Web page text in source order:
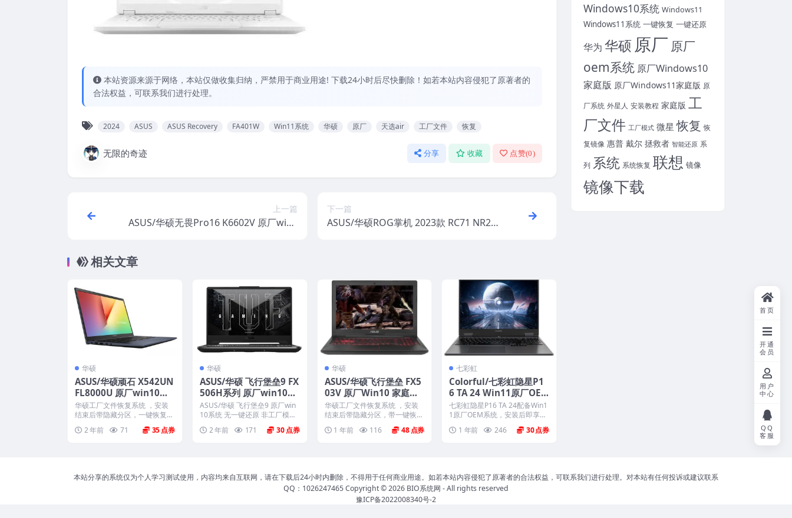
本站资源来源于网络，本站仅做收集归纳，严禁用于商业用途! 下载24小时后尽快删除！如若本站内容侵犯了原著者的
合法权益，可联系我们进行处理。
2024 ASUS ASUS Recovery FA401W Win11系统 华硕 原厂 天选air 工厂文件 恢复
无限的奇迹 分享 收藏 点赞(0)
上一篇
ASUS/华硕无畏Pro16 K6602V 原厂win1
下一篇
ASUS/华硕ROG掌机 2023款 RC71 NR23
相关文章
华硕
ASUS/华硕顽石 X542UN
FL8000U 原厂win10系
统 工厂文件 带ASUS Rec
overy恢复
华硕工厂文件恢复系统 ，安装
结束后带隐藏分区，一键恢复，
以及机器所有驱动软件。 ...
2 年前 71 35
华硕
ASUS/华硕 飞行堡垒9 FX
506H系列 原厂win10系
统 无一键还原 非工厂模
式
ASUS/华硕 飞行堡垒9 原厂win
10系统 无一键还原 非工厂模式
2 年前 171 30
华硕
ASUS/华硕飞行堡垒 FX5
03V 原厂Win10 家庭版
系统 工厂文件 带ASUS R
ecovery恢复
华硕工厂文件恢复系统 ，安装
结束后带隐藏分区，带一键恢
复，以及机器所有的驱动和软...
1 年前 116 48
七彩虹
Colorful/七彩虹隐星P1
6 TA 24 Win11原厂OE
M系统 带COLORFUL一
键还原
七彩虹隐星P16 TA 24配备Win1
1原厂OEM系统，安装后即享原
1 年前 246 30
Windows10系统 Windows11
Windows11系统 一键恢复 一键还原
华为 华硕 原厂 原厂
oem系统 原厂Windows10
家庭版 原厂Windows11家庭版 原
厂系统 外星人 安装教程 家庭版 工
厂文件 工厂模式 微星 恢复 恢
复镜像 惠普 戴尔 拯救者 智能还原 系
列 系统 系统恢复 联想 镜像
镜像下载
本站分享的系统仅为个人学习测试使用，内容均来自互联网，请在下载后24小时内删除，不得用于任何商业用途。如若本站内容侵犯了原著者的合法权益，可联系我们进行处理。对本站有任何投诉或建议联系
QQ：1026247465 Copyright © 2026 BIO系统网 - All rights reserved
豫ICP备2022008340号-2
首页
开通
会员
用户
中心
QQ
客服